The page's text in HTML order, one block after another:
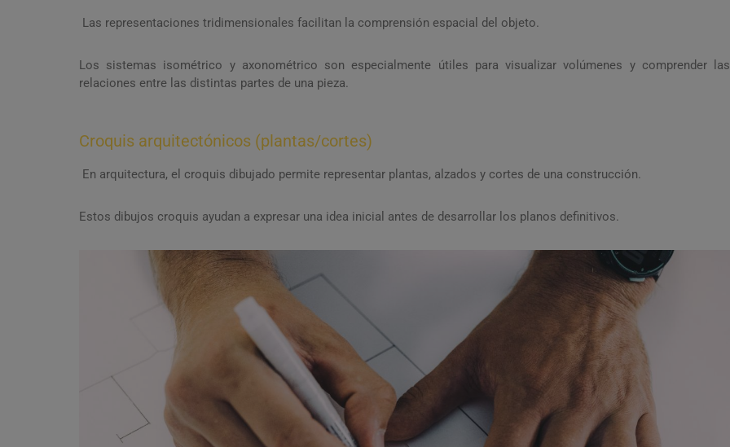
Las representaciones tridimensionales facilitan la comprensión espacial del objeto.
Los sistemas isométrico y axonométrico son especialmente útiles para visualizar volúmenes y comprender las
relaciones entre las distintas partes de una pieza.
Croquis arquitectónicos (plantas/cortes)
En arquitectura, el croquis dibujado permite representar plantas, alzados y cortes de una construcción.
Estos dibujos croquis ayudan a expresar una idea inicial antes de desarrollar los planos definitivos.